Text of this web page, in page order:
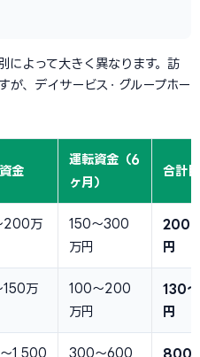
によって大きく異なります。訪
が、デイサービス・グループホー
金
運転資金（6
ヶ月）
合計
200万
150〜300
万円
200
円
150万
100〜200
万円
130
円
1,500
300〜600
800